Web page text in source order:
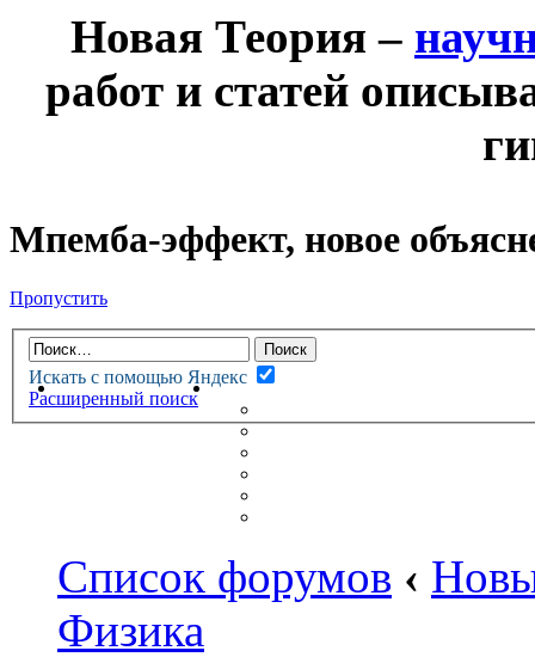
Новая Теория –
работ и статей
Мпемба-эффект, новое
Пропустить
Искать с помощью Яндекс
Расширенный поиск
НОВАЯ ТЕОРИЯФОРУМ
НЕПРОЧИТАННЫЕ
Список форумов ‹
Физика